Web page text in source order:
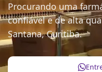
Procurando uma
confiável e de alta
Santana, Curitiba.